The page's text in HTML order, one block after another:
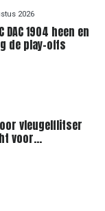
2026
DAC 1904 heen en
de play-offs
vleugelflitser
voor